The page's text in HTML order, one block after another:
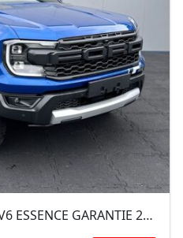
FORD RANGER RAPTOR V6 ESSENCE GARANTIE 2028